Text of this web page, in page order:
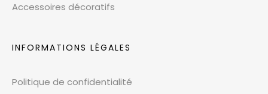
Accessoires décoratifs
INFORMATIONS LÉGALES
Politique de confidentialité